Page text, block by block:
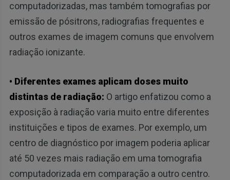
computadorizadas, mas também tomografias por
emissão de pósitrons, radiografias frequentes e
outros exames de imagem comuns que envolvem
radiação ionizante.
• Diferentes exames aplicam doses muito
distintas de radiação: O artigo enfatizou como a
exposição à radiação varia muito entre diferentes
instituições e tipos de exames. Por exemplo, um
centro de diagnóstico por imagem poderia aplicar
até 50 vezes mais radiação em uma tomografia
computadorizada em comparação a outro centro.